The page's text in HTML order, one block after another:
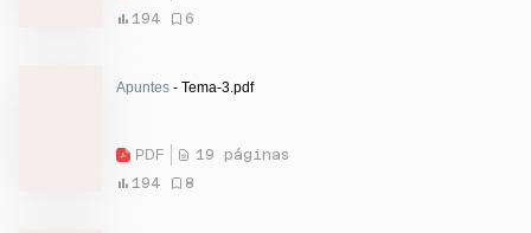
194
6
Apuntes - Tema-3.pdf
PDF
19 páginas
194
8